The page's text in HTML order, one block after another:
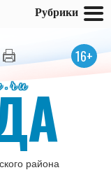
16+
района
Рубрики